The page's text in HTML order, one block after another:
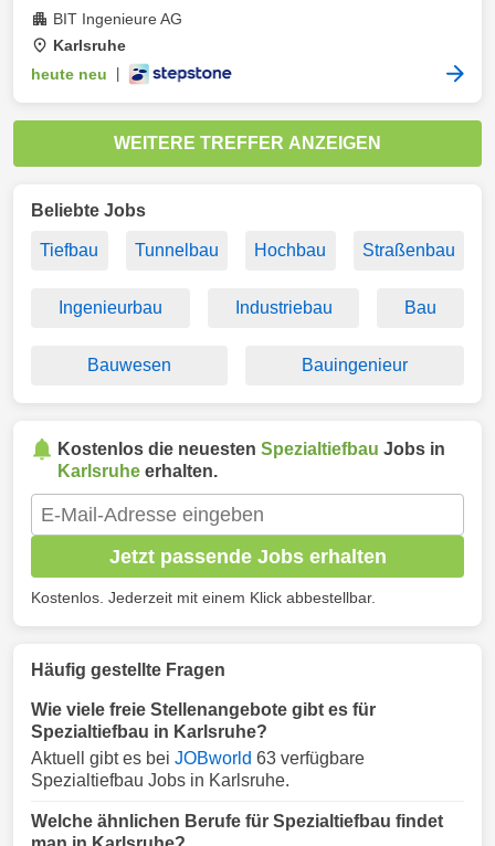
BIT Ingenieure AG
Karlsruhe
heute neu
WEITERE TREFFER ANZEIGEN
Beliebte Jobs
Tiefbau Tunnelbau Hochbau Straßenbau
Ingenieurbau Industriebau Bau
Bauwesen Bauingenieur
Kostenlos die neuesten Spezialtiefbau Jobs in
Karlsruhe erhalten.
Jetzt passende Jobs erhalten
Kostenlos. Jederzeit mit einem Klick abbestellbar.
Häufig gestellte Fragen
Wie viele freie Stellenangebote gibt es für
Spezialtiefbau in Karlsruhe?
Aktuell gibt es bei JOBworld 63 verfügbare
Spezialtiefbau Jobs in Karlsruhe.
Welche ähnlichen Berufe für Spezialtiefbau findet